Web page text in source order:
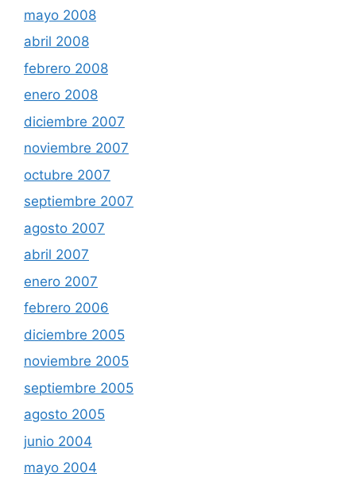
mayo 2008
abril 2008
febrero 2008
enero 2008
diciembre 2007
noviembre 2007
octubre 2007
septiembre 2007
agosto 2007
abril 2007
enero 2007
febrero 2006
diciembre 2005
noviembre 2005
septiembre 2005
agosto 2005
junio 2004
mayo 2004